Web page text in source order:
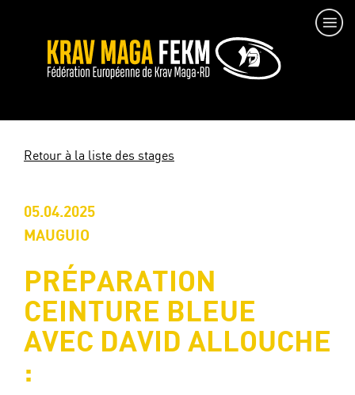
Retour à la liste des stages
05.04.2025
MAUGUIO
PRÉPARATION
CEINTURE BLEUE
AVEC DAVID ALLOUCHE
: